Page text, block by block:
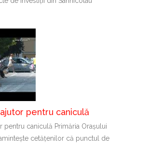
pentru caniculă
pentru caniculă Primăria Orașului
cetățenilor că punctul de